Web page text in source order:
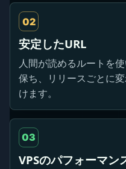
02
安定したURL
人間が読めるルートを
保ち、リリースごとに
けます。
03
VPSのパフォーマン